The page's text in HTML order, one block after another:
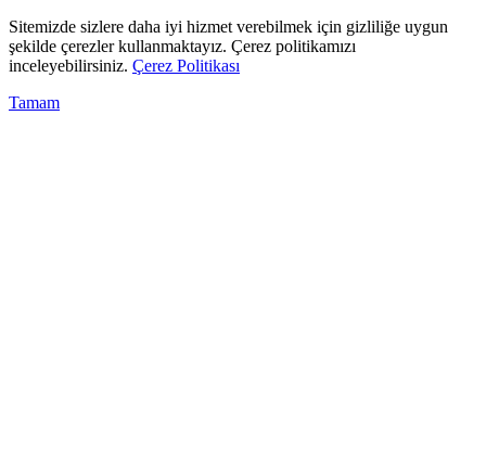
Sitemizde sizlere daha iyi hizmet verebilmek için gizliliğe uygun
şekilde çerezler kullanmaktayız. Çerez politikamızı
inceleyebilirsiniz. Çerez Politikası
Tamam